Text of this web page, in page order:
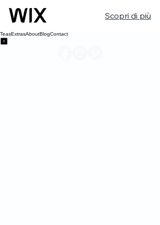
Scopri di più